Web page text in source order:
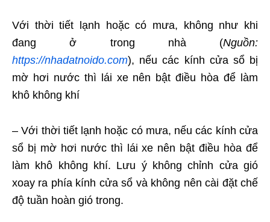
Với thời tiết lạnh hoặc có mưa, không như khi
đang ở trong nhà (Nguồn:
https://nhadatnoido.com), nếu các kính cửa sổ bị
mờ hơi nước thì lái xe nên bật điều hòa để làm
khô không khí
– Với thời tiết lạnh hoặc có mưa, nếu các kính cửa
sổ bị mờ hơi nước thì lái xe nên bật điều hòa để
làm khô không khí. Lưu ý không chỉnh cửa gió
xoay ra phía kính cửa sổ và không nên cài đặt chế
độ tuần hoàn gió trong.